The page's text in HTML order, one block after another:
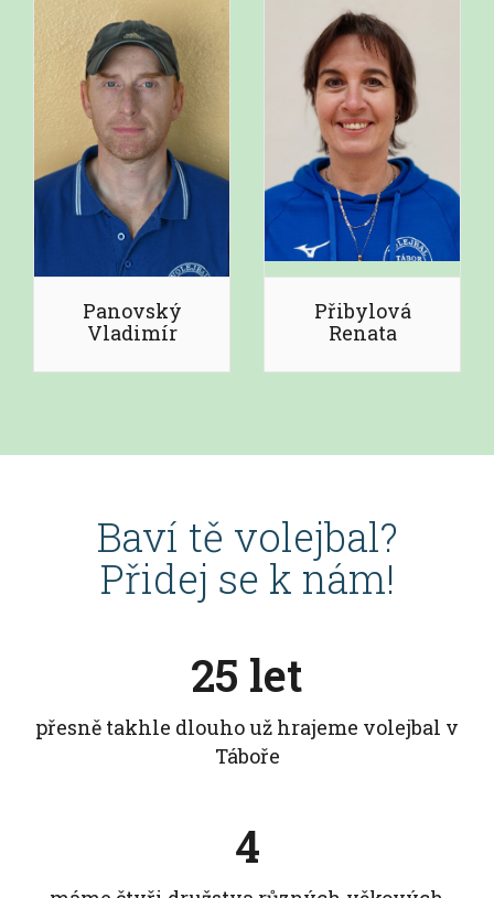
Panovský
Vladimír
Přibylová
Renata
Baví tě volejbal?
Přidej se k nám!
25 let
přesně takhle dlouho už hrajeme volejbal v
Táboře
4